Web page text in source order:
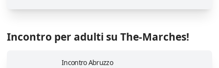
Incontro per adulti su The-Marches!
Incontro Abruzzo